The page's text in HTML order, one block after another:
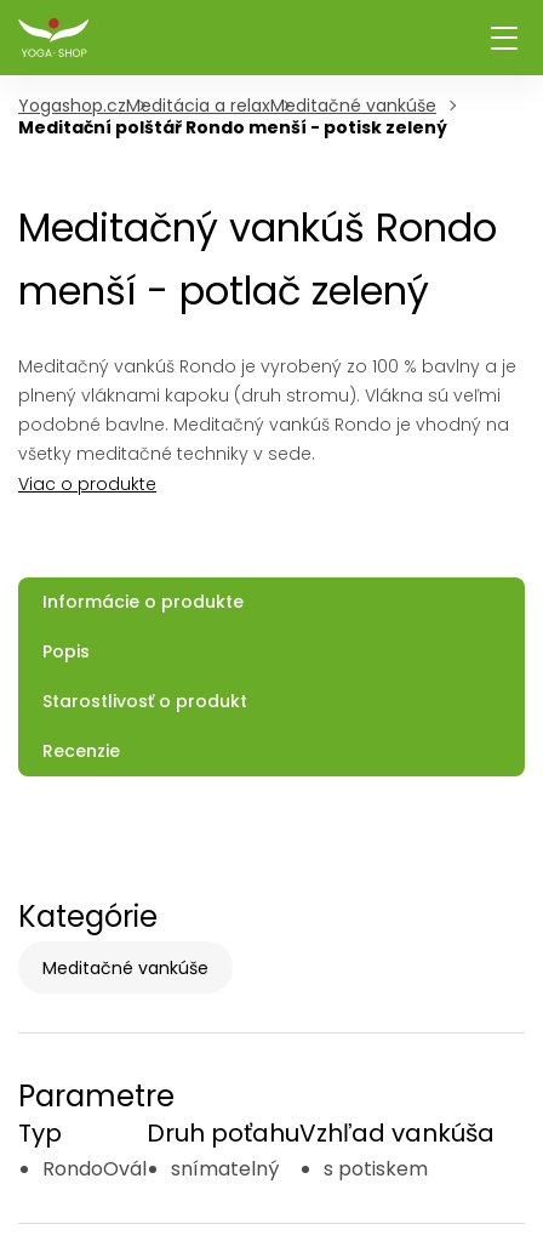
Yogashop.czMeditácia a relaxMeditačné vankúše
Meditační polštář Rondo menší - potisk zelený
Meditačný vankúš Rondo
menší - potlač zelený
Meditačný vankúš Rondo je vyrobený zo 100 % bavlny a je
plnený vláknami kapoku (druh stromu). Vlákna sú veľmi
podobné bavlne. Meditačný vankúš Rondo je vhodný na
všetky meditačné techniky v sede.
Viac o produkte
Informácie o produkte
Popis
Starostlivosť o produkt
Recenzie
Kategórie
Meditačné vankúše
Parametre
Typ
RondoOvál
Druh poťahu
snímatelný
Vzhľad vankúša
s potiskem